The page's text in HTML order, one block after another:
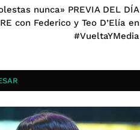
nunca» PREVIA DEL DÍA
con Federico y Teo D’Elía en
#VueltaYMedia